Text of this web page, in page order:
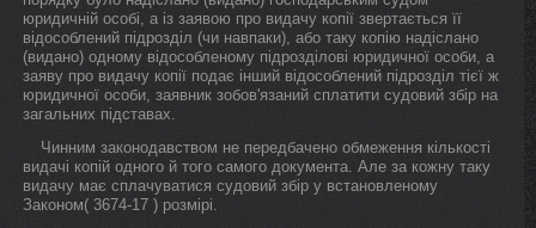
юридичній особі, а із заявою про видачу копії звертається її
відособлений підрозділ (чи навпаки), або таку копію надіслано
(видано) одному відособленому підрозділові юридичної особи, а
заяву про видачу копії подає інший відособлений підрозділ тієї ж
юридичної особи, заявник зобов'язаний сплатити судовий збір на
загальних підставах.
Чинним законодавством не передбачено обмеження кількості
видачі копій одного й того самого документа. Але за кожну таку
видачу має сплачуватися судовий збір у встановленому
Законом( 3674-17 ) розмірі.